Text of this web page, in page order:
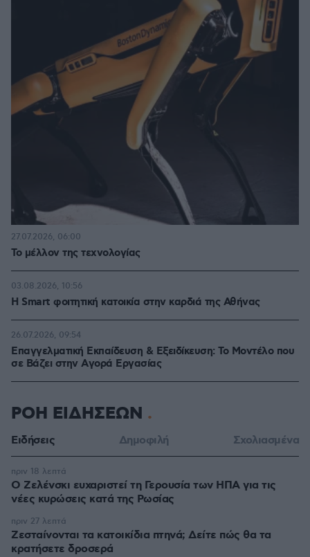
Το μέλλον της τεχνολογίας
27.07.2026, 06:00
Η Smart φοιτητική κατοικία στην καρδιά της Αθήνας
03.08.2026, 10:56
Επαγγελματική Εκπαίδευση & Εξειδίκευση: Το Mοντέλο που
σε Bάζει στην Aγορά Eργασίας
26.07.2026, 09:54
ΡΟΗ ΕΙΔΗΣΕΩΝ
Ειδήσεις Δημοφιλή Σχολιασμένα
Ο Ζελένσκι ευχαριστεί τη Γερουσία των ΗΠΑ για τις
νέες κυρώσεις κατά της Ρωσίας
πριν 18 λεπτά
Ζεσταίνονται τα κατοικίδια πτηνά; Δείτε πώς θα τα
κρατήσετε δροσερά
πριν 27 λεπτά